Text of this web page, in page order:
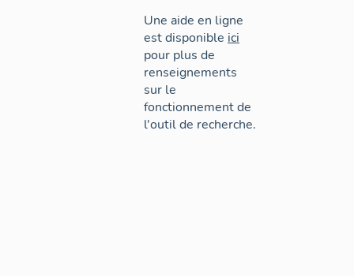
Une aide en ligne
est disponible ici
pour plus de
renseignements
sur le
fonctionnement de
l'outil de recherche.